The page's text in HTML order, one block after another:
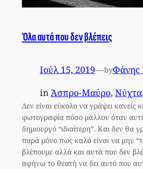
Όλα αυτά που δεν βλέπεις
Ιούλ 15, 2019—byΦάνης
in Άσπρο-Μαύρο, Νύχτα
Δεν είναι εύκολο να γράψει κανείς
φωτογραφία πόσο μάλλον όταν αυτή
δημιουργό “ιδιαίτερη”. Και δεν θα
παρά μόνο πως καλό είναι να μην
βλέπουμε αλλά και αυτά που δεν
αφήνω το θεατή να δει αυτό που